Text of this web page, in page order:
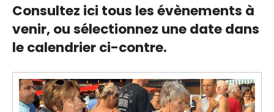
Consultez ici tous les évènements à
venir,ou sélectionnez une date dans
le calendrier ci-contre.